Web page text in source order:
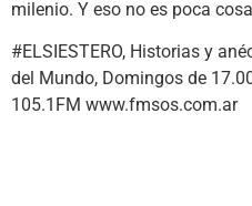
milenio. Y eso no es poca
#ELSIESTERO, Historias y
del Mundo, Domingos de
105.1FM www.fmsos.com.ar